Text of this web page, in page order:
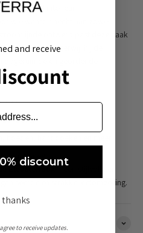
interieur
ontwerp past deze haak
interieur, terwijl hij de
en geordende
boren
functioneel
ElevateHook
en strakke leefomgeving.
and receive
discount
thanks
to receive updates.